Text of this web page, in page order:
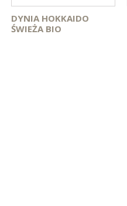
DYNIA HOKKAIDO
ŚWIEŻA BIO